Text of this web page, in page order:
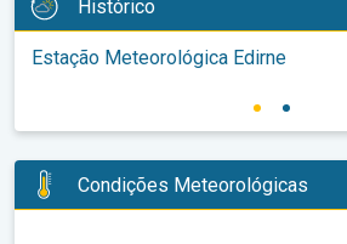
Histórico
Estação Meteorológica Edirne
Condições Meteorológicas